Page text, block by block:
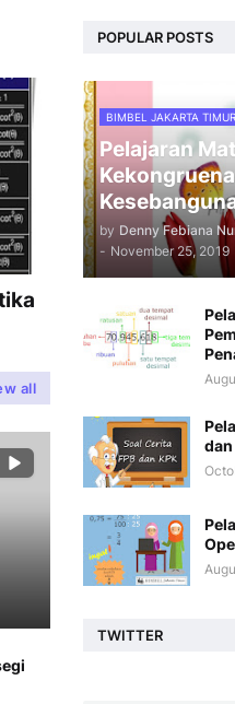
all
POPULAR POSTS
BIMBEL JAKARTA TIMUR
Pelajaran
by Denny Febiana
- November 25, 2019
dan
TWITTER